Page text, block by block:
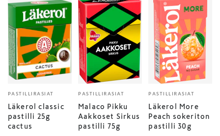
PASTILLIRASIAT
Läkerol classic
pastilli 25g
cactus
PASTILLIRASIAT
Malaco Pikku
Aakkoset Sirkus
pastilli 75g
PASTILLIRASIAT
Läkerol More
Peach sokeriton
pastilli 30g